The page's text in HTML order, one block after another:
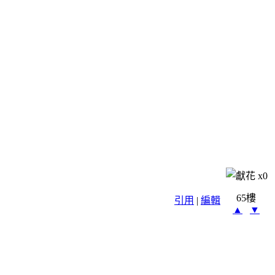
x0
引用 | 編輯
65樓
▲
▼